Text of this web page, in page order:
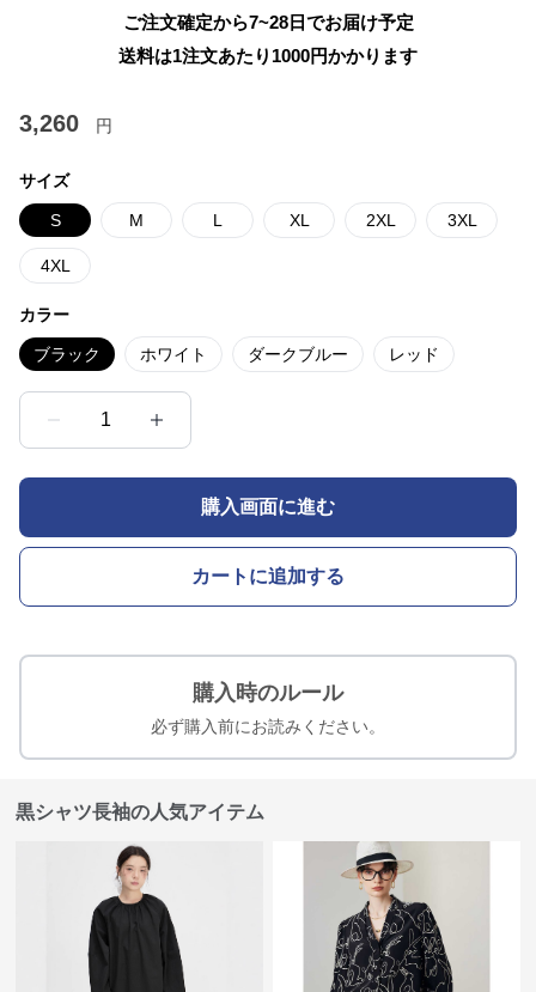
ご注文確定から7~28日でお届け予定
送料は1注文あたり 1000円かかります
3,260 円
サイズ
S M L XL 2XL 3XL
4XL
カラー
ブラック ホワイト ダークブルー レッド
1
購入画面に進む
カートに追加する
購入時のルール
必ず購入前にお読みください。
黒シャツ長袖の人気アイテム